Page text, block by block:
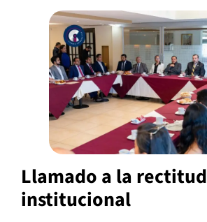
Llamado a la rectitud
institucional